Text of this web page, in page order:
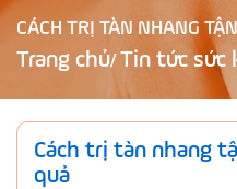
CÁCH TRỊ TÀN NHANG
Trang chủ/ Tin tức sức
Cách trị tàn nhang
quả